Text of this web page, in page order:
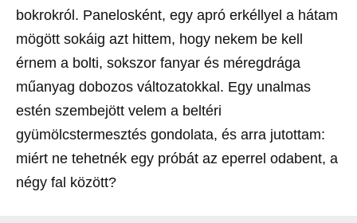
bokrokról. Panelosként, egy apró erkéllyel a hátam
mögött sokáig azt hittem, hogy nekem be kell
érnem a bolti, sokszor fanyar és méregdrága
műanyag dobozos változatokkal. Egy unalmas
estén szembejött velem a beltéri
gyümölcstermesztés gondolata, és arra jutottam:
miért ne tehetnék egy próbát az eperrel odabent, a
négy fal között?